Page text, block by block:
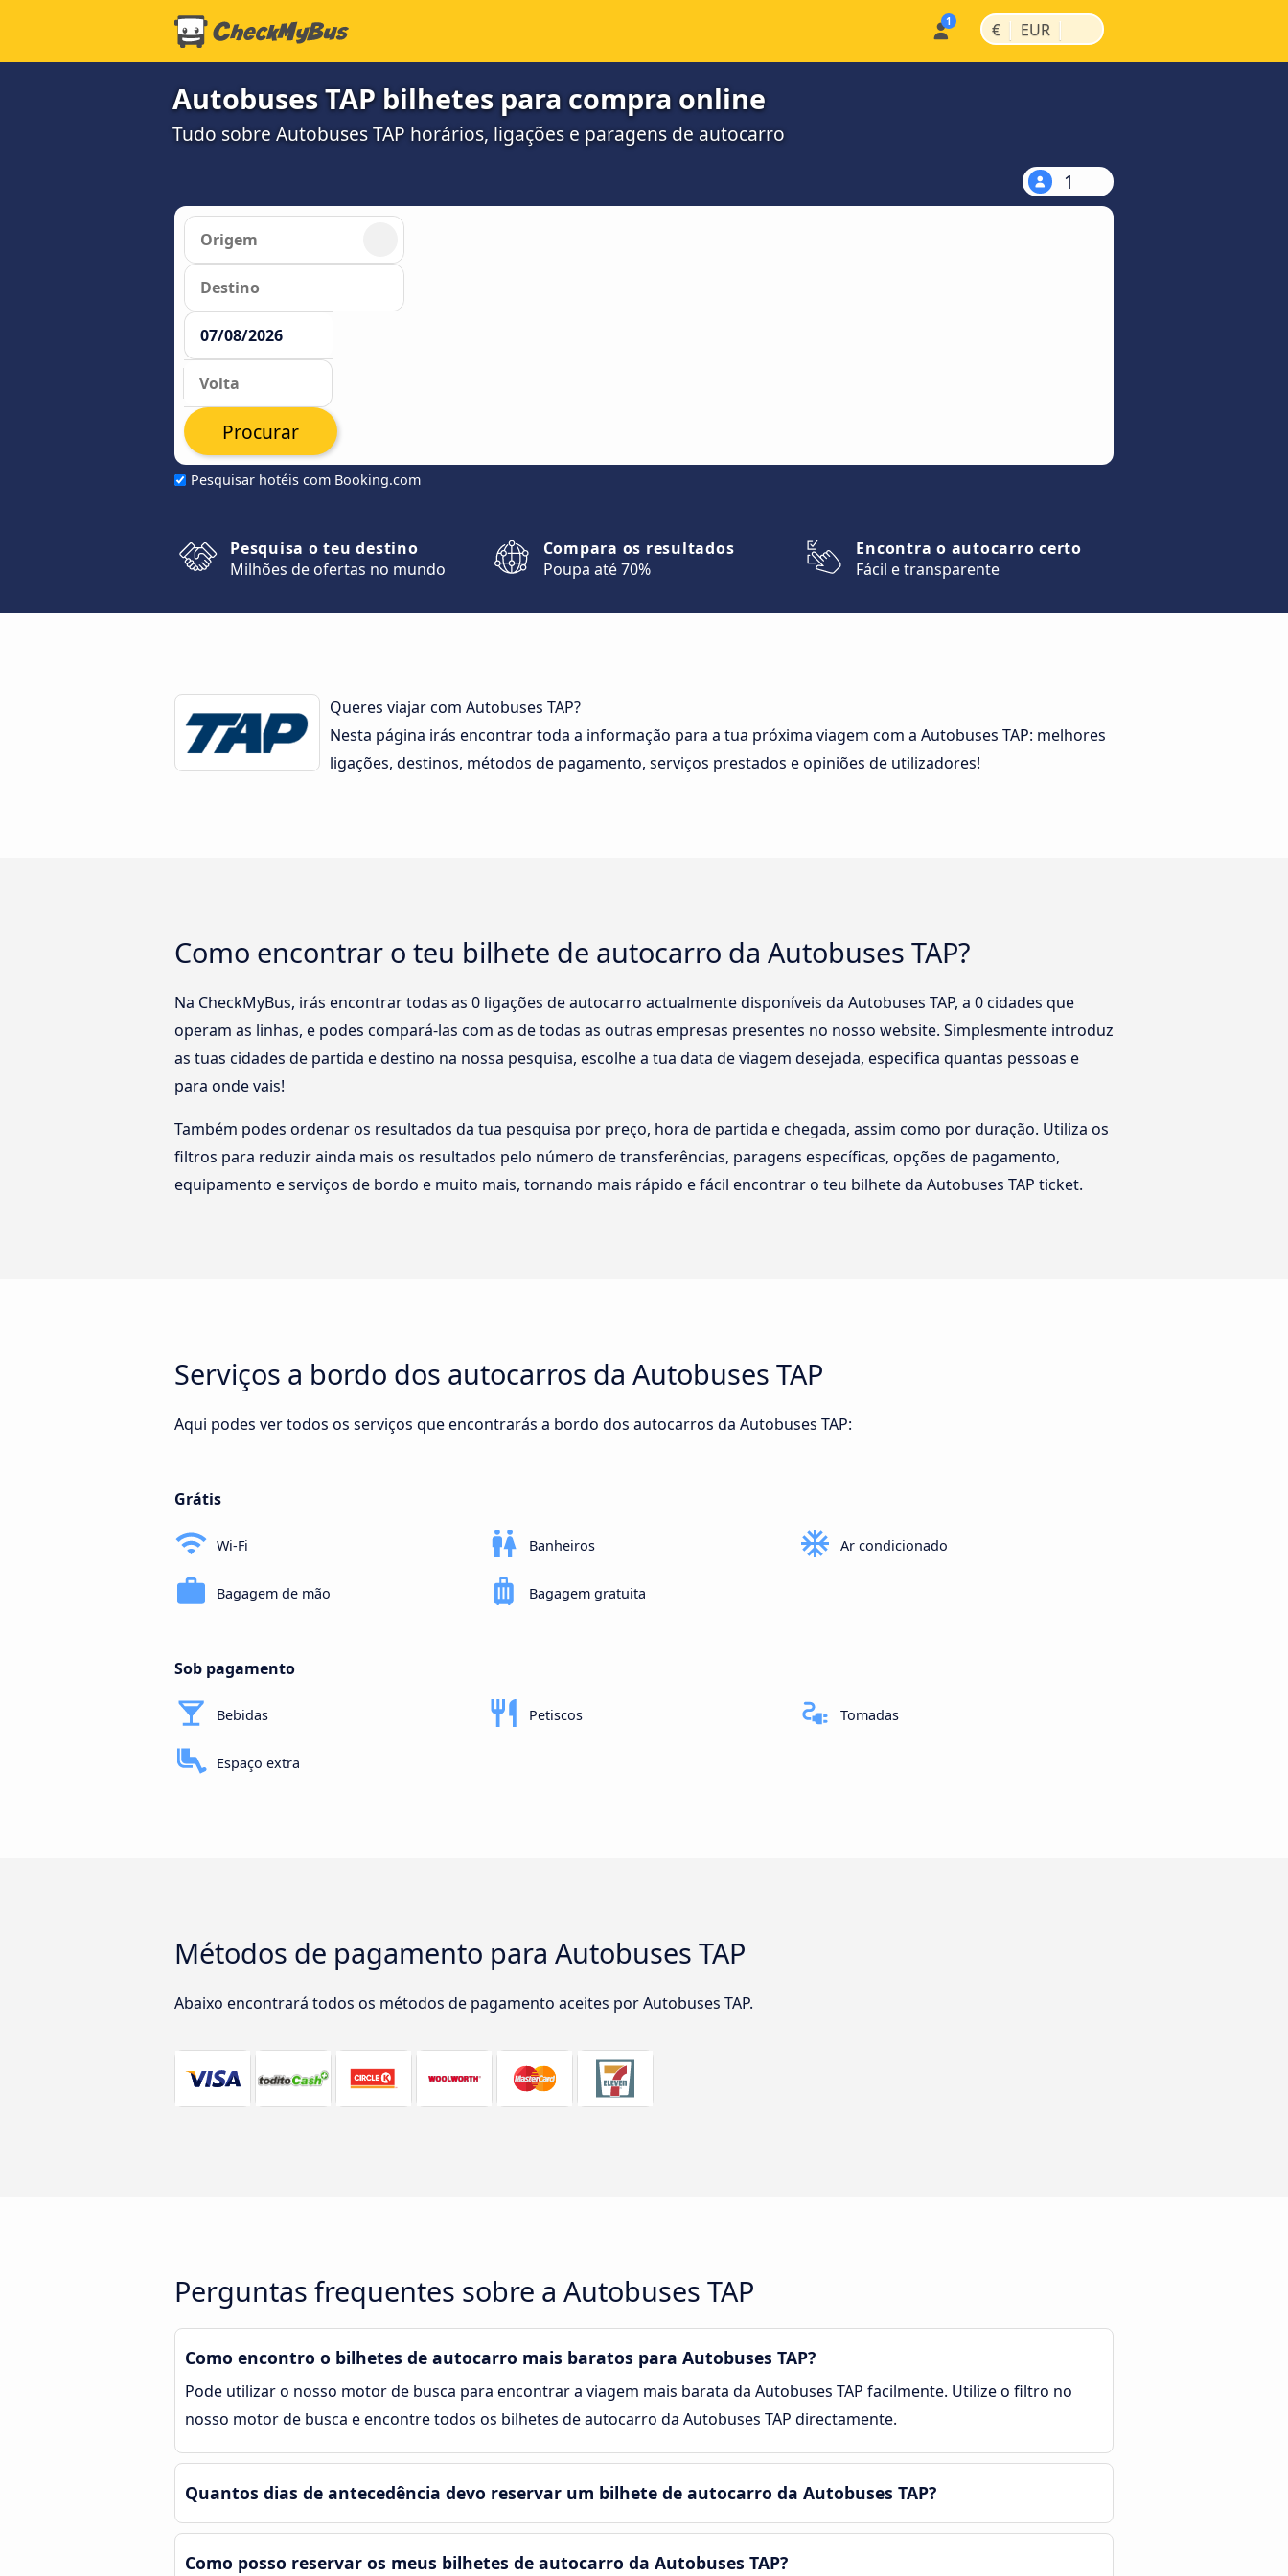
€ | EUR |
Autobuses TAP bilhetes para compra online
Tudo sobre Autobuses TAP horários, ligações e paragens de autocarro
1
Pesquisar hotéis com Booking.com
Procurar
Pesquisa o teu destino
Milhões de ofertas no mundo
Compara os resultados
Poupa até 70%
Encontra o autocarro certo
Fácil e transparente
Queres viajar com Autobuses TAP?
Nesta página irás encontrar toda a informação para a tua próxima viagem com a Autobuses TAP: melhores
ligações, destinos, métodos de pagamento, serviços prestados e opiniões de utilizadores!
Como encontrar o teu bilhete de autocarro da Autobuses TAP?
Na CheckMyBus, irás encontrar todas as 0 ligações de autocarro actualmente disponíveis da Autobuses TAP, a 0 cidades que
operam as linhas, e podes compará-las com as de todas as outras empresas presentes no nosso website. Simplesmente introduz
as tuas cidades de partida e destino na nossa pesquisa, escolhe a tua data de viagem desejada, especifica quantas pessoas e
para onde vais!
Também podes ordenar os resultados da tua pesquisa por preço, hora de partida e chegada, assim como por duração. Utiliza os
filtros para reduzir ainda mais os resultados pelo número de transferências, paragens específicas, opções de pagamento,
equipamento e serviços de bordo e muito mais, tornando mais rápido e fácil encontrar o teu bilhete da Autobuses TAP ticket.
Serviços a bordo dos autocarros da Autobuses TAP
Aqui podes ver todos os serviços que encontrarás a bordo dos autocarros da Autobuses TAP:
Grátis
Wi-Fi Banheiros Ar condicionado
Bagagem de mão Bagagem gratuita
Sob pagamento
Bebidas Petiscos Tomadas
Espaço extra
Métodos de pagamento para Autobuses TAP
Abaixo encontrará todos os métodos de pagamento aceites por Autobuses TAP.
Perguntas frequentes sobre a Autobuses TAP
Como encontro o bilhetes de autocarro mais baratos para Autobuses TAP?
Pode utilizar o nosso motor de busca para encontrar a viagem mais barata da Autobuses TAP facilmente. Utilize o filtro no
nosso motor de busca e encontre todos os bilhetes de autocarro da Autobuses TAP directamente.
Quantos dias de antecedência devo reservar um bilhete de autocarro da Autobuses TAP?
Como posso reservar os meus bilhetes de autocarro da Autobuses TAP?